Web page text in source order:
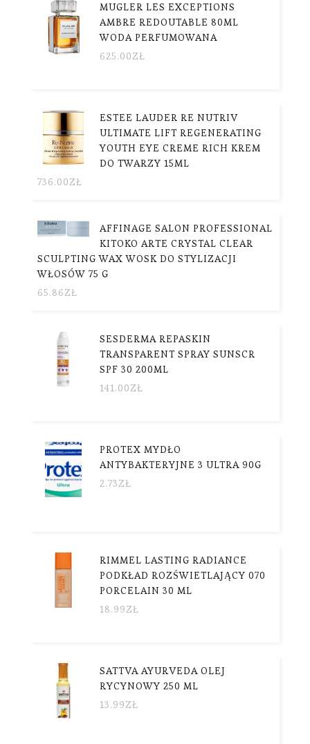
MUGLER LES EXCEPTIONS
AMBRE REDOUTABLE 80ML
WODA PERFUMOWANA
625.00ZŁ
ESTEE LAUDER RE NUTRIV
ULTIMATE LIFT REGENERATING
YOUTH EYE CREME RICH KREM
DO TWARZY 15ML
736.00ZŁ
AFFINAGE SALON PROFESSIONAL
KITOKO ARTE CRYSTAL CLEAR
SCULPTING WAX WOSK DO STYLIZACJI
WŁOSÓW 75 G
65.86ZŁ
SESDERMA REPASKIN
TRANSPARENT SPRAY SUNSCR
SPF 30 200ML
141.00ZŁ
PROTEX MYDŁO
ANTYBAKTERYJNE 3 ULTRA 90G
2.73ZŁ
RIMMEL LASTING RADIANCE
PODKŁAD ROZŚWIETLAJĄCY 070
PORCELAIN 30 ML
18.99ZŁ
SATTVA AYURVEDA OLEJ
RYCYNOWY 250 ML
13.99ZŁ